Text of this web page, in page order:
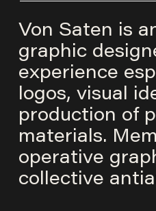
Von Saten is
graphic
experience
logos, visual
production of
materials.
operative
collective